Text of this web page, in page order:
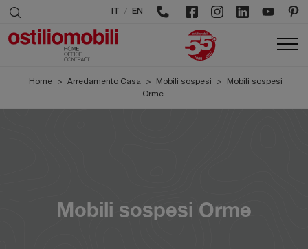
/ EN
Home > Arredamento Casa > Mobili sospesi >
Mobili sospesi
Orme
Mobili sospesi Orme